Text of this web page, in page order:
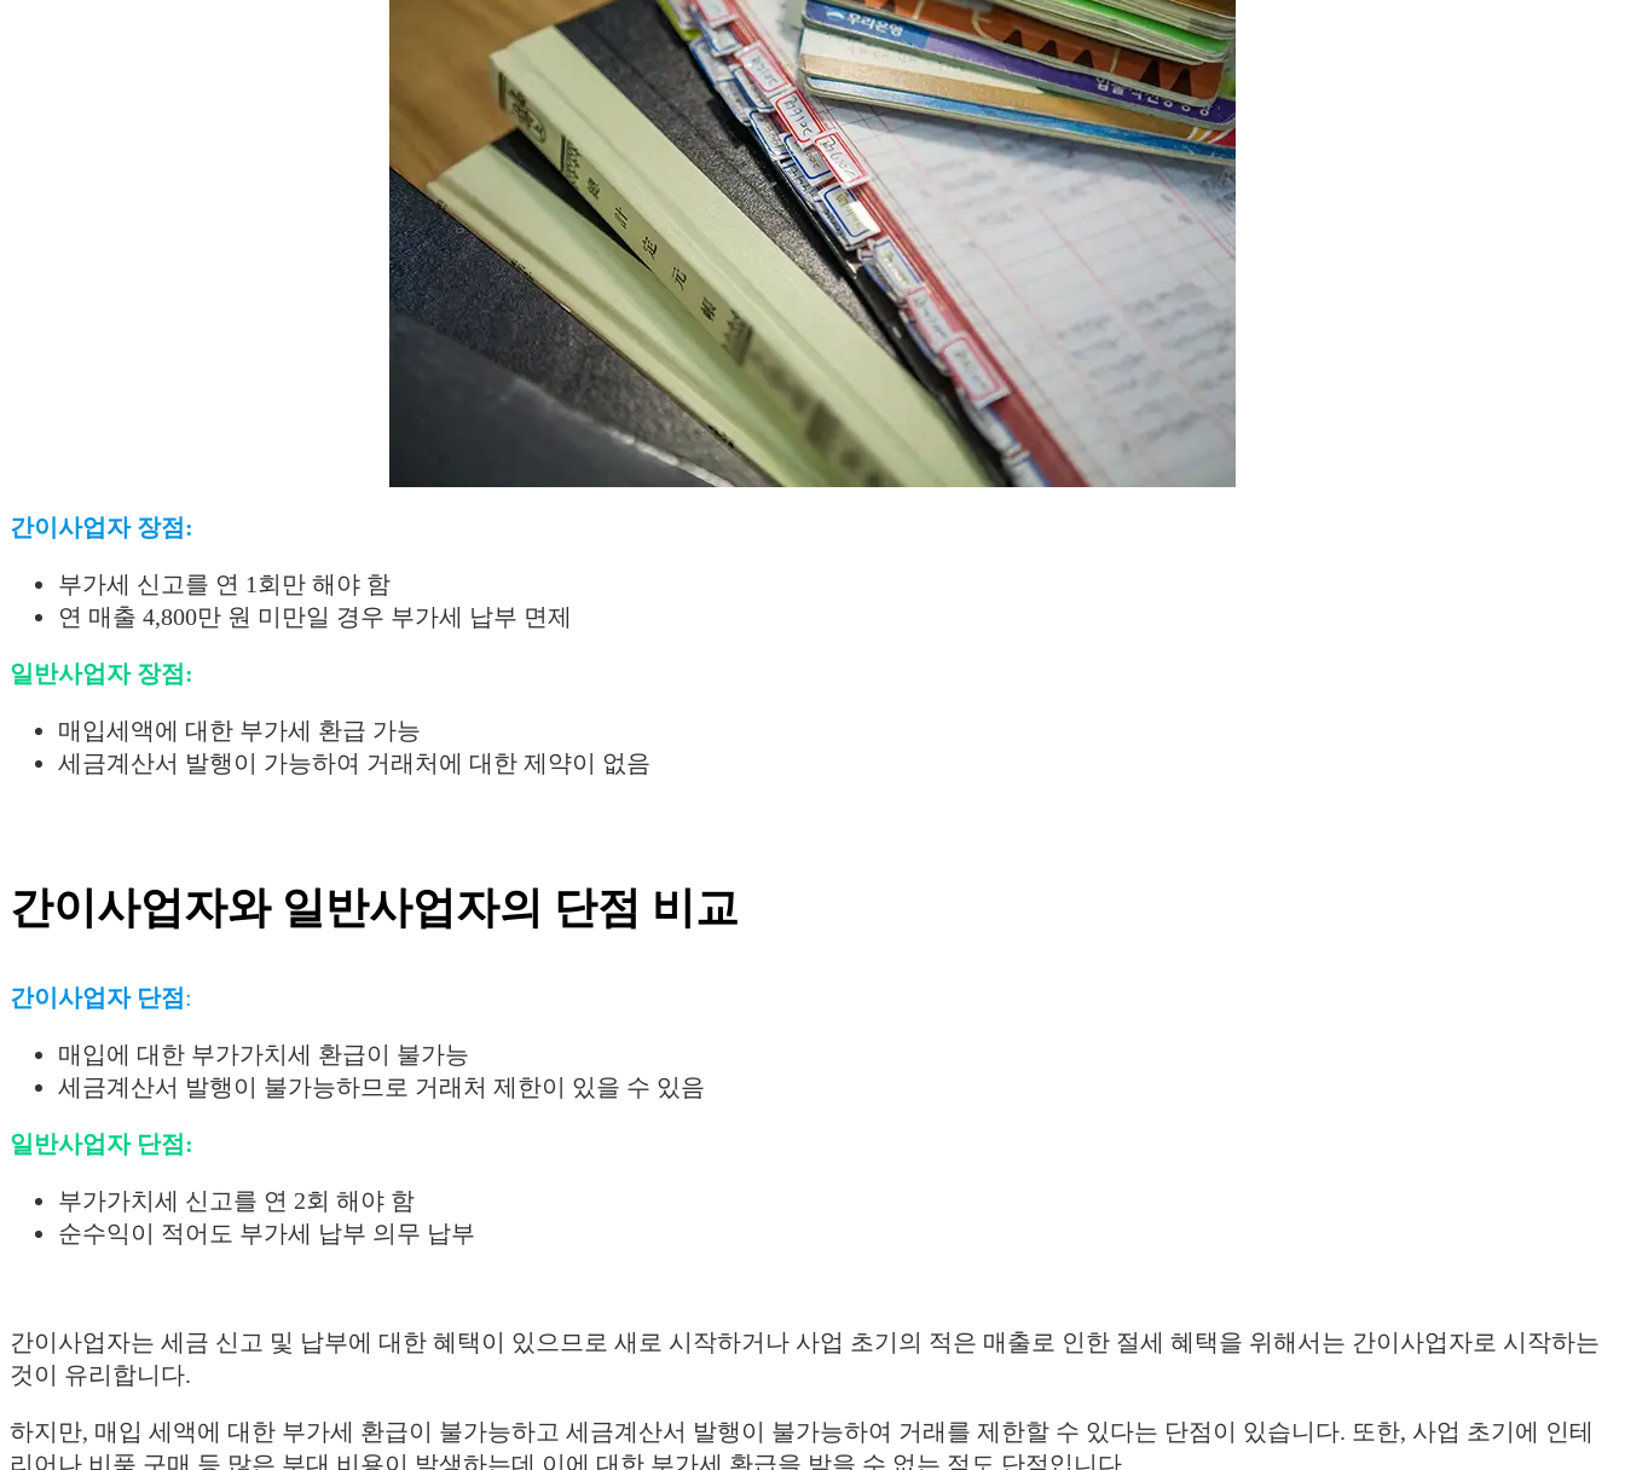
간이사업자 장점:
부가세 신고를 연 1회만 해야 함
연 매출 4,800만 원 미만일 경우 부가세 납부 면제
일반사업자 장점:
매입세액에 대한 부가세 환급 가능
세금계산서 발행이 가능하여 거래처에 대한 제약이 없음
간이사업자와 일반사업자의 단점 비교
간이사업자 단점:
매입에 대한 부가가치세 환급이 불가능
세금계산서 발행이 불가능하므로 거래처 제한이 있을 수 있음
일반사업자 단점:
부가가치세 신고를 연 2회 해야 함
순수익이 적어도 부가세 납부 의무 납부
간이사업자는 세금 신고 및 납부에 대한 혜택이 있으므로 새로 시작하거나 사업 초기의 적은 매출로 인한 절세 혜택을 위해서는 간이사업자로 시작하는
것이 유리합니다.
하지만, 매입 세액에 대한 부가세 환급이 불가능하고 세금계산서 발행이 불가능하여 거래를 제한할 수 있다는 단점이 있습니다. 또한, 사업 초기에 인테
리어나 비품 구매 등 많은 부대 비용이 발생하는데 이에 대한 부가세 환급을 받을 수 없는 점도 단점입니다.